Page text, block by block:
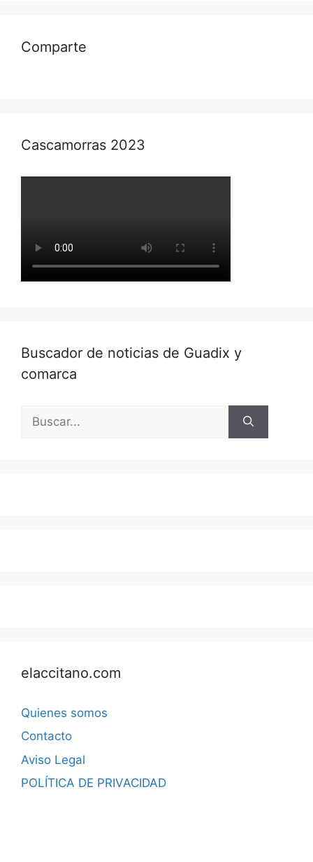
Comparte
Cascamorras 2023
Buscador de noticias de Guadix y
comarca
elaccitano.com
Quienes somos
Contacto
Aviso Legal
POLÍTICA DE PRIVACIDAD